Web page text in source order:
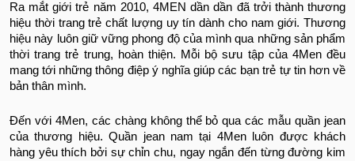
Ra mắt giới trẻ năm 2010, 4MEN dần dần đã trởi thành thương
hiệu thời trang trẻ chất lượng uy tín dành cho nam giới. Thương
hiệu này luôn giữ vững phong độ của mình qua những sản phẩm
thời trang trẻ trung, hoàn thiện. Mỗi bộ sưu tập của 4Men đều
mang tới những thông điệp ý nghĩa giúp các bạn trẻ tự tin hơn về
bản thân mình.
Đến với 4Men, các chàng không thể bỏ qua các mẫu quần jean
của thương hiệu. Quần jean nam tại 4Men luôn được khách
hàng yêu thích bởi sự chỉn chu, ngay ngắn đến từng đường kim